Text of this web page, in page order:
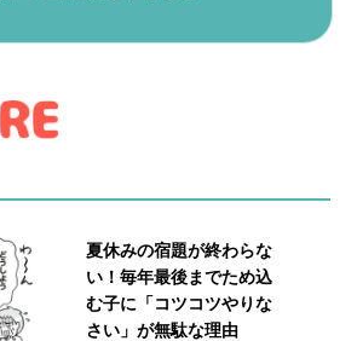
夏休みの宿題が終わらな
い！毎年最後までため込
む子に「コツコツやりな
さい」が無駄な理由